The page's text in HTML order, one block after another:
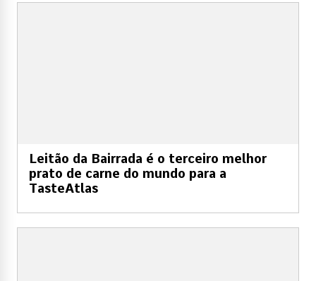
Leitão da Bairrada é o terceiro melhor
prato de carne do mundo para a
TasteAtlas